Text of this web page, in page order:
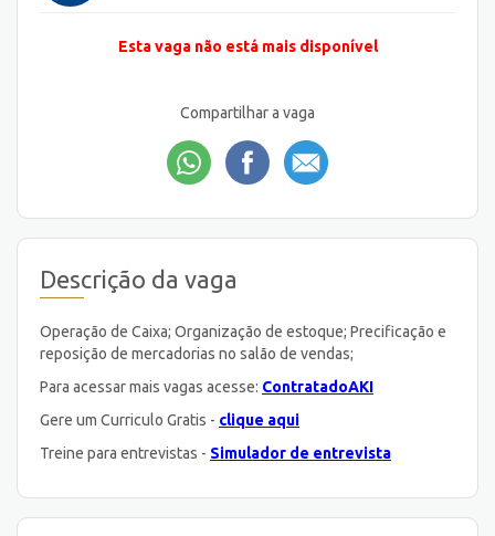
Esta vaga não está mais disponível
Compartilhar a vaga
Descrição da vaga
Operação de Caixa; Organização de estoque; Precificação e
reposição de mercadorias no salão de vendas;
Para acessar mais vagas acesse: ContratadoAKI
Gere um Curriculo Gratis - clique aqui
Treine para entrevistas - Simulador de entrevista